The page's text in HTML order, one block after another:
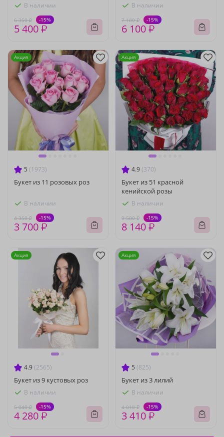
В наличии
6 350 ₽ -15%
5 400 ₽
В наличии
7 180 ₽ -15%
6 100 ₽
5 (1973)
Букет из 11 розовых роз
В наличии
4 350 ₽ -15%
3 700 ₽
Акция
4.9 (370)
Букет из 51 красной
кенийской розы
В наличии
9 580 ₽ -15%
8 140 ₽
Акция
4.9 (2565)
Букет из 9 кустовых роз
В наличии
5 040 ₽ -15%
4 280 ₽
Акция
5 (825)
Букет из 3 лилий
В наличии
4 010 ₽ -15%
3 410 ₽
Акция